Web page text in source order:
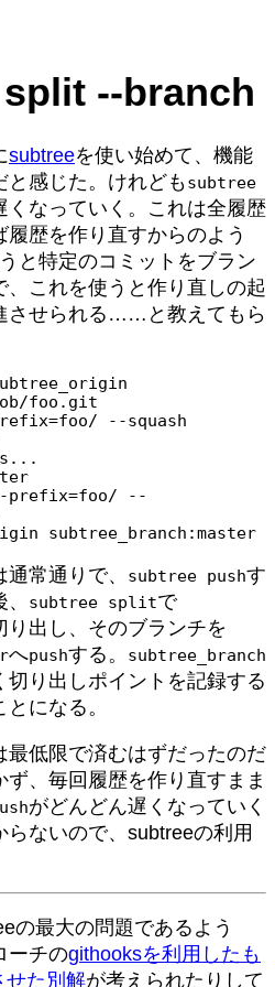
--branch
subtreeを使い始めて、機能
と感じた。けれどもsubtree
くなっていく。これは全履歴
歴を作り直すからのよう
と特定のコミットをブラン
これを使うと作り直しの起
させられる……と教えてもら
foo.git
--squash
--
subtree_branch:master
常通りで、 subtree pushす
subtree splitで
り出し、そのブランチを
へpushする。 subtree_branch
り出しポイントを記録する
になる。
最低限で済むはずだったのだ
、毎回履歴を作り直すまま
がどんどん遅くなっていく
ないので、subtreeの利用
の最大の問題であるよう
ーチのgithooksを利用したも
せた別解が考えられたりして